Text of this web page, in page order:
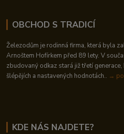
OBCHOD S TRADICÍ
Železodům je rodinná firma, která byla
Arnoštem Hofírkem před 89 lety. V
zbudovaný odkaz stará již třetí
šlépějích a nastavených hodnotách.. →
KDE NÁS NAJDETE?